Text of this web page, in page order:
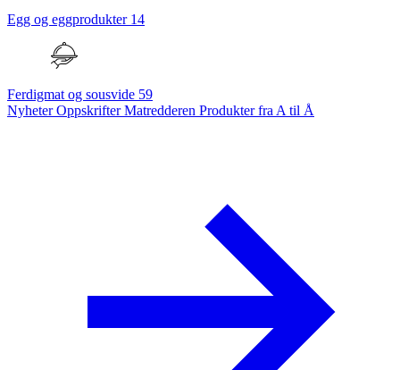
Egg og eggprodukter 14
Ferdigmat og sousvide 59
NyheterOppskrifterMatredderen Produkter fra A til Å